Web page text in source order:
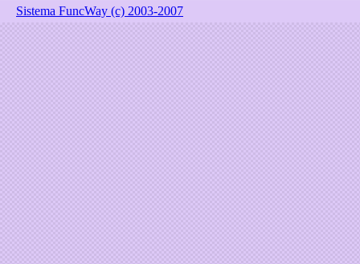
Sistema FuncWay (c) 2003-2007